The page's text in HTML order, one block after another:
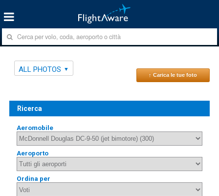
ALL PHOTOS
↑ Carica le tue foto
Ricerca
Aeromobile
Aeroporto
Ordina per